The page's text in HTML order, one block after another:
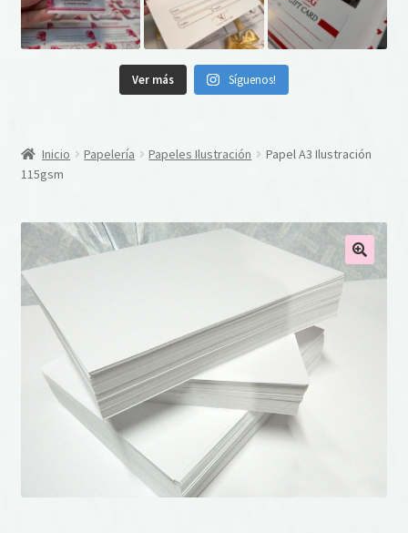
Ver más Síguenos!
Inicio Papelería Papeles Ilustración
Papel A3 Ilustración
115gsm